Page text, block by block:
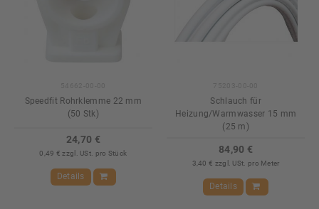
Speedfit Rohrklemme 22 mm
(50 Stk)
24,70 €
0,49 € zzgl. USt. pro Stück
Details
Schlauch für
Heizung/Warmwasser 15 mm
(25 m)
84,90 €
3,40 € zzgl. USt. pro Meter
Details